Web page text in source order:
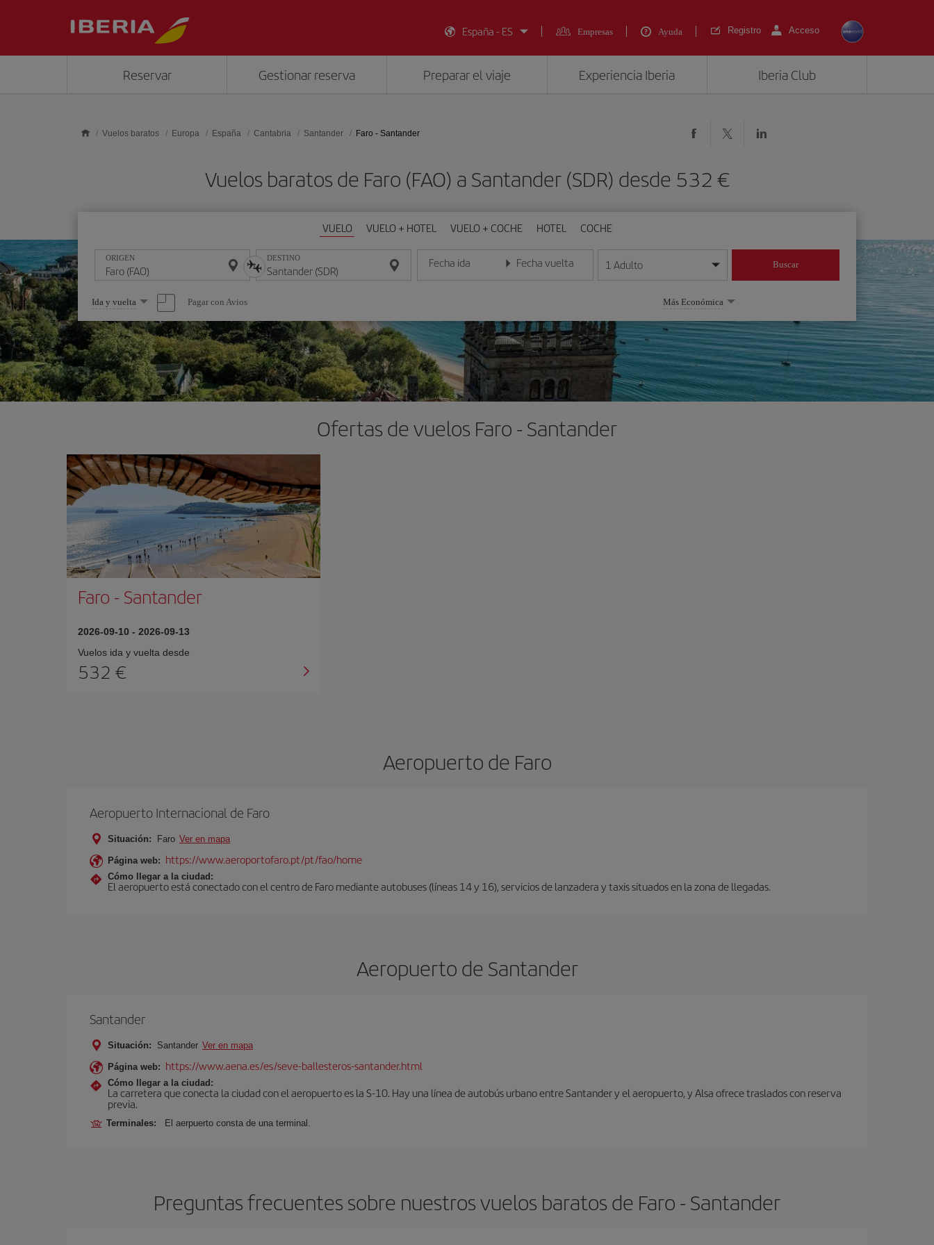
España - ES
Empresas Ayuda Registro Acceso
Reservar Gestionar reserva Preparar el viaje Experiencia Iberia Iberia Club
Vuelos baratos Europa España Cantabria Santander Faro - Santander
Vuelos baratos de Faro (FAO) a Santander (SDR) desde 532 €
VUELO VUELO + HOTEL VUELO + COCHE HOTEL COCHE
ORIGEN DESTINO Fecha ida
Introduce la fecha en formato día/mes/año
Fecha vuelta
Introduce la fecha en formato día/mes/año
1 Adulto Buscar
Seleccione
una
opción
Ida y vuelta Pagar con Avios Más Económica
Ofertas de vuelos Faro - Santander
Faro - Santander
2026-09-10 - 2026-09-13
Vuelos ida y vuelta desde
532 €
Aeropuerto de Faro
Aeropuerto Internacional de Faro
Situación: Faro Ver en mapa
Página web: https://www.aeroportofaro.pt/pt/fao/home
Cómo llegar a la ciudad:
El aeropuerto está conectado con el centro de Faro mediante autobuses (líneas 14 y 16), servicios de lanzadera y taxis situados en la zona de llegadas.
Aeropuerto de Santander
Santander
Situación: Santander Ver en mapa
Página web: https://www.aena.es/es/seve-ballesteros-santander.html
Cómo llegar a la ciudad:
La carretera que conecta la ciudad con el aeropuerto es la S-10. Hay una línea de autobús urbano entre Santander y el aeropuerto, y Alsa ofrece traslados con reserva
previa.
Terminales: El aerpuerto consta de una terminal.
Preguntas frecuentes sobre nuestros vuelos baratos de Faro - Santander